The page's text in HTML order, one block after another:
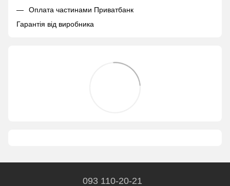
Оплата частинами Приватбанк
Гарантія від виробника
093 110-20-21